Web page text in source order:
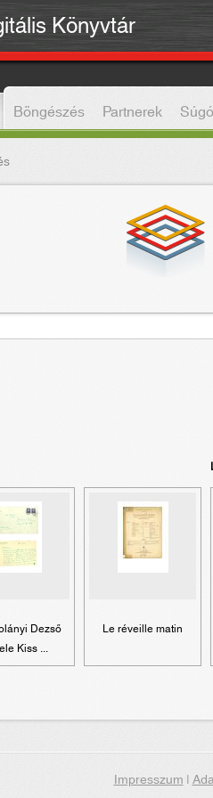
Könyvtár
Böngészés Partnerek Súgó
Dezső
Kiss ...
Le réveille matin
Impresszum|